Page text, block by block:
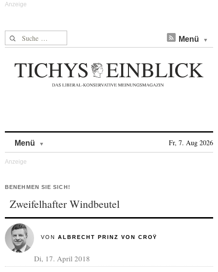
Suche nach: Menü
Menü Fr, 7. Aug 2026
BENEHMEN SIE SICH!
Zweifelhafter Windbeutel
VON ALBRECHT PRINZ VON CROŸ
Di, 17. April 2018